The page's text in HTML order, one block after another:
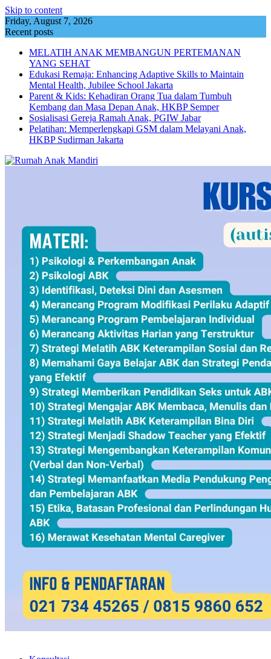
Skip to content
Friday, August 7, 2026
Recent posts
MELATIH ANAK MEMBANGUN PERTEMANAN
YANG SEHAT
Edukasi Remaja: Enhancing Adaptive Skills to Maintain
Mental Health, Jubilee School Jakarta
Parent & Kids: Kehadiran Orang Tua dalam Tumbuh
Kembang dan Masa Depan Anak, HKBP Semper
Sosialisasi Gereja Ramah Anak, PGIW Jabar
Pelatihan: Memperlengkapi GSM dalam Melayani Anak,
HKBP Sudirman Jakarta